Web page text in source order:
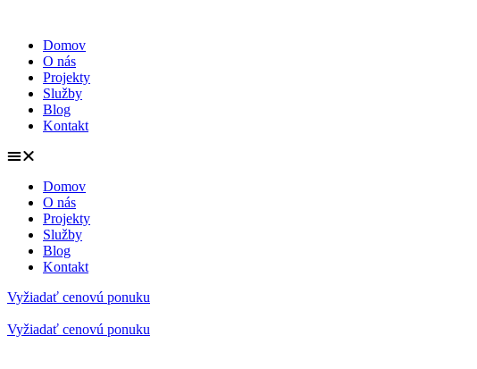
obsah
Domov
O nás
Projekty
Služby
Blog
Kontakt
Domov
O nás
Projekty
Služby
Blog
Kontakt
Vyžiadať cenovú ponuku
Vyžiadať cenovú ponuku